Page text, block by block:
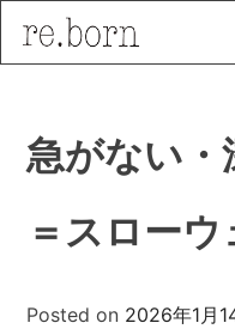
content
急がない・
＝スロー
Posted on 2026年1月